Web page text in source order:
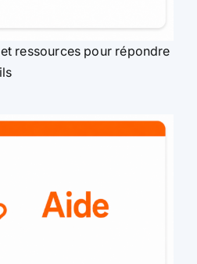
ressources pour répondre